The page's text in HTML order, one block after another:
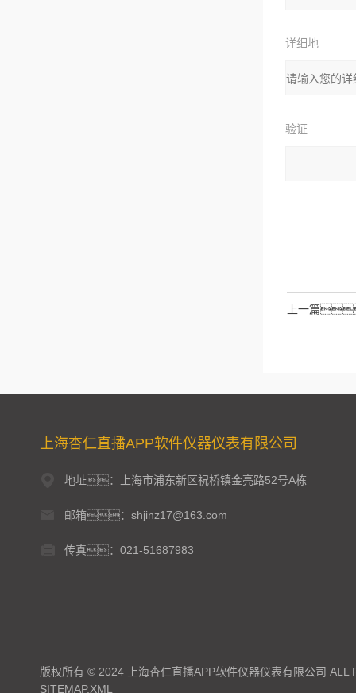
详细地
址
验证
如
上一篇
上海杏仁直播APP软件仪器仪表有限公司
地址：上海市浦东新区祝桥镇金亮路52号A栋
邮箱：shjinz17@163.com
传真：021-51687983
版权所有 © 2024 上海杏仁直播APP软件仪器仪表有限公司 ALL
SITEMAP.XML